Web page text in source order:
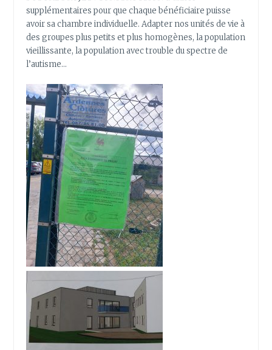
supplémentaires pour que chaque bénéficiaire puisse
avoir sa chambre individuelle. Adapter nos unités de vie à
des groupes plus petits et plus homogènes, la population
vieillissante, la population avec trouble du spectre de
l’autisme…